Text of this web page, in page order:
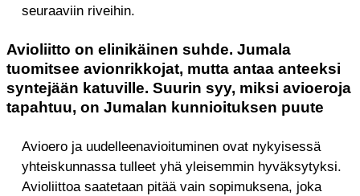
seuraaviin riveihin.
Avioliitto on elinikäinen suhde. Jumala
tuomitsee avionrikkojat, mutta antaa anteeksi
syntejään katuville. Suurin syy, miksi avioeroja
tapahtuu, on Jumalan kunnioituksen puute
Avioero ja uudelleenavioituminen ovat nykyisessä
yhteiskunnassa tulleet yhä yleisemmin hyväksytyksi.
Avioliittoa saatetaan pitää vain sopimuksena, joka